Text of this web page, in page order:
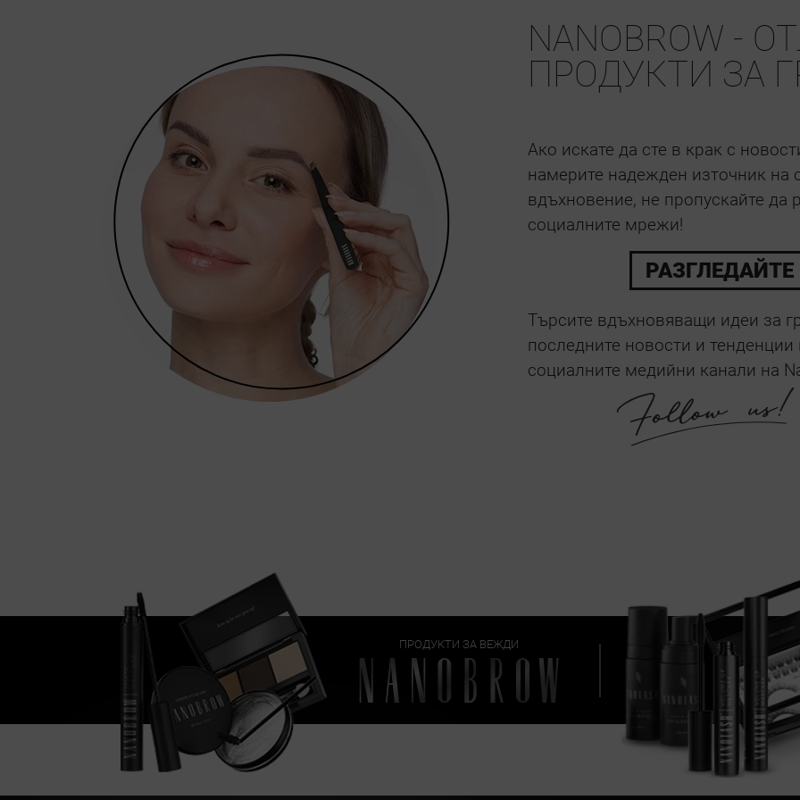
NANOBROW -
ПРОДУКТИ ЗА
Ако искате да сте в крак с
намерите надежден източник на
вдъхновение, не пропускайте да
социалните мрежи!
Търсите вдъхновяващи идеи за
последните новости и
социалните медийни канали на
ПРОДУКТИ ЗА ВЕЖДИ